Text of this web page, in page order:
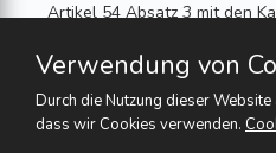
Artikel 54 Absatz 3 mit den
c. das Einsatzmaterial
Ausrüstung der
dem Bund für die
Verwendung von
Durch die Nutzung dieser
dass wir Cookies verwenden.